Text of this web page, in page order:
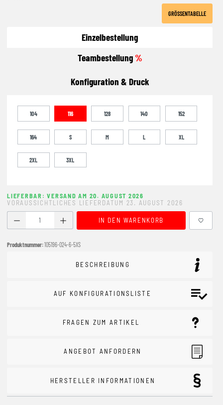
GRÖSSENTABELLE
Einzelbestellung
Teambestellung%
Konfiguration & Druck
104 116 128 140 152
164 S M L XL
2XL 3XL
LIEFERBAR: VERSAND AM 20. AUGUST 2026
VORAUSSICHTLICHES LIEFERDATUM 23. AUGUST 2026
Produkt Anzahl: Gib den gewünschten Wert ein oder
IN DEN WARENKORB
Produktnummer:105196-024-6-5XS
BESCHREIBUNG
AUF KONFIGURATIONSLISTE
FRAGEN ZUM ARTIKEL
ANGEBOT ANFORDERN
HERSTELLER INFORMATIONEN